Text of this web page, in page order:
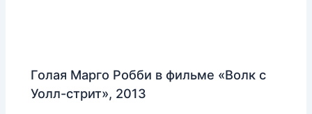
Голая Марго Робби в фильме «Волк с
Уолл-стрит», 2013